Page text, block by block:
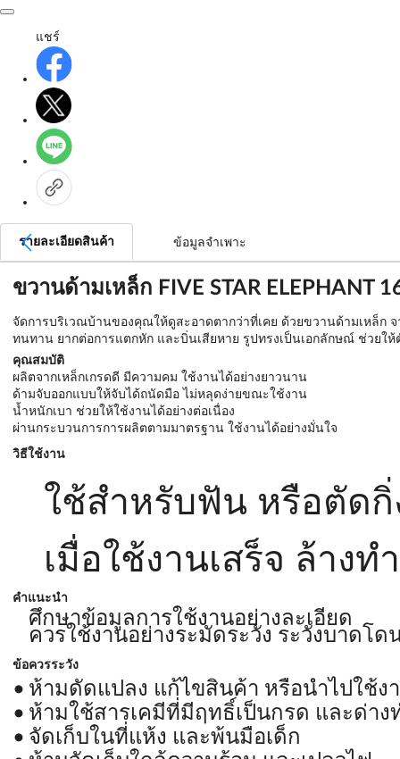
แชร์
รายละเอียดสินค้า ข้อมูลจำเพาะ
ขวานด้ามเหล็ก FIVE STAR ELEPHANT
จัดการบริเวณบ้านของคุณให้ดูสะอาดตากว่าที่เคย ด้วยขวานด้ามเหล็ก
ทนทาน ยากต่อการแตกหัก และบิ่นเสียหาย รูปทรงเป็นเอกลักษณ์ ช่วยใ
คุณสมบัติ
ผลิตจากเหล็กเกรดดี มีความคม ใช้งานได้อย่างยาวนาน
ด้ามจับออกแบบให้จับได้ถนัดมือ ไม่หลุดง่ายขณะใช้งาน
น้ำหนักเบา ช่วยให้ใช้งานได้อย่างต่อเนื่อง
ผ่านกระบวนการการผลิตตามมาตรฐาน ใช้งานได้อย่างมั่นใจ
วิธีใช้งาน
ใช้สำหรับฟัน หรือตัดกิ่
เมื่อใช้งานเสร็จ ล้าง
คำแนะนำ
ศึกษาข้อมูลการใช้งานอย่างละเอียด
ควรใช้งานอย่างระมัดระวัง ระวังบาดโด
ข้อควรระวัง
ห้ามดัดแปลง แก้ไขสินค้า หรือนำไปใช้ง
ห้ามใช้สารเคมีที่มีฤทธิ์เป็นกรด และด่าง
จัดเก็บในที่แห้ง และพ้นมือเด็ก